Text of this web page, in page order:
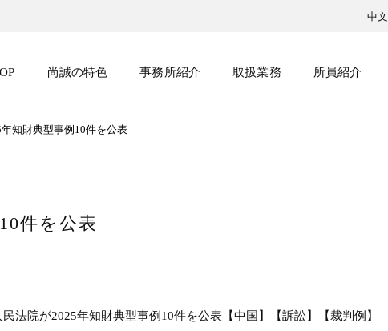
中文
尚誠の特色 事務所紹介 取扱業務 所員紹介
知財典型事例10件を公表
件を公表
法院が2025年知財典型事例10件を公表【中国】【訴訟】【裁判例】